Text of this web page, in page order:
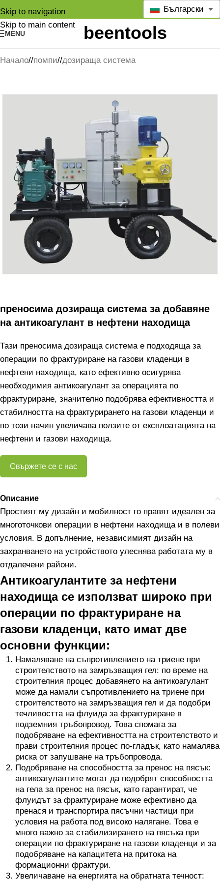
Skip to navigation
Skip to main content
MENU
Български
Начало/ помпи/ дозираща система
преносима дозираща система за добавяне
на антикоагулант в нефтени находища
Тази преносима дозираща система е подходяща за
операции по фрактуриране на газови кладенци в
нефтени находища, като ефективно осигурява
необходимия антикоагулант за операцията по
фрактуриране, значително подобрява ефективността и
стабилността на фрактурирането на газови кладенци и
по този начин увеличава ползите от експлоатацията на
нефтени и газови находища.
Свържете се с нас
Описание
Простият му дизайн и мобилност го правят идеален за
многоточкови операции в нефтени находища и в полеви
условия. В допълнение, независимият дизайн на
захранването на устройството улеснява работата му в
отдалечени райони.
Антикоагулантите за нефтени
находища се използват широко при
операции по фрактуриране на
газови кладенци, като имат две
основни функции:
Намаляване на съпротивлението на триене при
строителството на замръзващия гел: по време на
строителния процес добавянето на антикоагулант
може да намали съпротивлението на триене при
строителството на замръзващия гел и да подобри
течливостта на флуида за фрактуриране в
подземния тръбопровод. Това спомага за
подобряване на ефективността на строителството и
прави строителния процес по-гладък, като намалява
риска от запушване на тръбопровода.
Подобряване на способността за пренос на пясък:
антикоагулантите могат да подобрят способността
на гела за пренос на пясък, като гарантират, че
флуидът за фрактуриране може ефективно да
пренася и транспортира пясъчни частици при
условия на работа под високо налягане. Това е
много важно за стабилизирането на пясъка при
операции по фрактуриране на газови кладенци и за
подобряване на капацитета на притока на
формационни фрактури.
Увеличаване на енергията на обратната течност: